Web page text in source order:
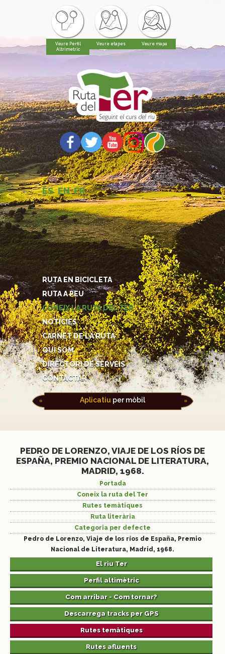
Veure Perfil
Altrimetric
Veure etapes Veure mapa
ES EN FR
RUTA EN BICICLETA
RUTA A PEU
CONEIX LA RUTA DEL TER
NOTÍCIES
CARNET DE LA RUTA
QUI SOM
DIRECTORI DE SERVEIS
CONTACTAR
Aplicatiu per mòbil
PEDRO DE LORENZO, VIAJE DE LOS RÍOS DE
ESPAÑA, PREMIO NACIONAL DE LITERATURA,
MADRID, 1968.
Portada
Coneix la ruta del Ter
Rutes temàtiques
Ruta literària
Categoria per defecte
Pedro de Lorenzo, Viaje de los ríos de España, Premio
Nacional de Literatura, Madrid, 1968.
El riu Ter
Perfil altimètric
Com arribar - Com tornar?
Descarrega tracks per GPS
Rutes temàtiques
Rutes afluents